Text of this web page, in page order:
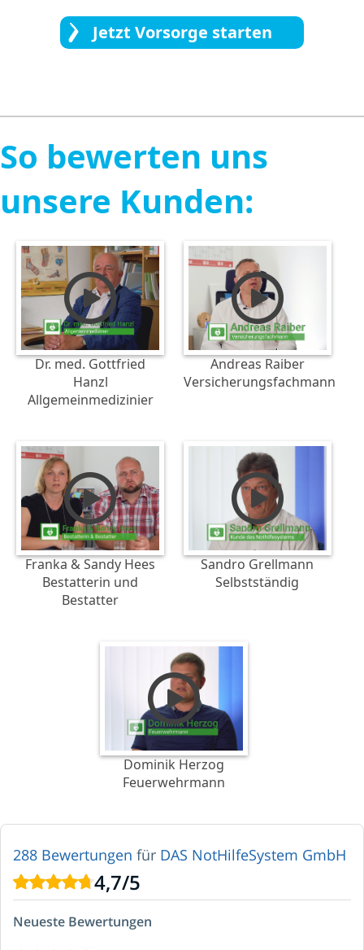
Jetzt Vorsorge starten
So bewerten uns
unsere Kunden:
Dr. med. Gottfried
Hanzl
Allgemeinmedizinier
Andreas Raiber
Versicherungsfachmann
Franka & Sandy Hees
Bestatterin und
Bestatter
Sandro Grellmann
Selbstständig
Dominik Herzog
Feuerwehrmann
288 Bewertungen für DAS NotHilfeSystem GmbH
4,7/5
Neueste Bewertungen